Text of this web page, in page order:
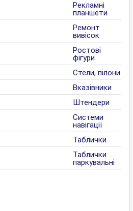
Рекламні
планшети
Ремонт
вивісок
Ростові
фігури
Стели, пілони
Вказівники
Штендери
Системи
навігації
Таблички
Таблички
паркувальні